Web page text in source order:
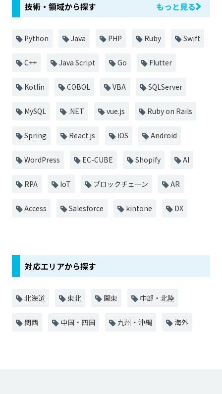
技術・領域から探す もっと見る
Python Java PHP Ruby Swift
C++ Java Script Go Flutter
Kotlin COBOL VBA SQLServer
MySQL .NET vue.js Ruby on Rails
Spring React.js iOS Android
WordPress EC-CUBE Shopify AI
RPA IoT ブロックチェーン AR
Access Salesforce kintone DX
対応エリアから探す
北海道 東北 関東 中部・北陸
関西 中国・四国 九州・沖縄 海外